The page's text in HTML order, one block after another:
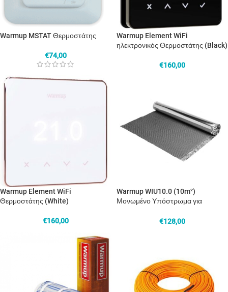
Warmup MSTAT Θερμοστάτης
€74,00
Warmup Element WiFi
ηλεκτρονικός Θερμοστάτης (Black)
€160,00
Warmup Element WiFi
Θερμοστάτης (White)
€160,00
Warmup WIU10.0 (10m²)
Μονωμένο Υπόστρωμα για
€128,00